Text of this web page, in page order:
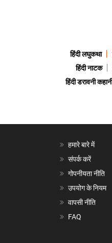
हिंदी लघुकथा
हिंदी नाटक
हिंदी डरावनी
हमारे बारे में
संपर्क करें
गोपनीयता नीति
उपयोग के नियम
वापसी नीति
FAQ